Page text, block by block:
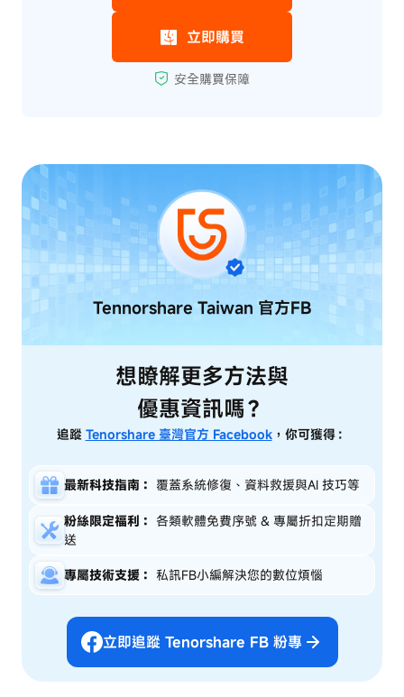
Tennorshare Taiwan 官方FB
想瞭解更多方法與
優惠資訊嗎？
追蹤 Tenorshare 臺灣官方 Facebook，你可獲得：
最新科技指南： 覆蓋系統修復、資料救援與AI 技巧等
粉絲限定福利： 各類軟體免費序號 & 專屬折扣定期贈
送
專屬技術支援： 私訊FB小編解決您的數位煩惱
立即追蹤 Tenorshare FB 粉專